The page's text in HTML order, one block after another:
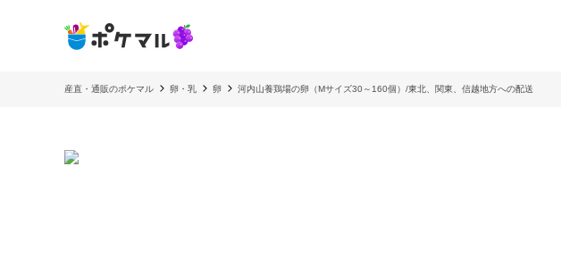
産直・通販のポケマル 卵・乳 卵 河内山養鶏場の卵（Mサイズ30～160個）/東北、関東、信越地方への配送